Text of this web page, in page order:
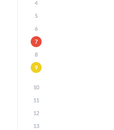
4
5
6
7
8
9
10
11
12
13